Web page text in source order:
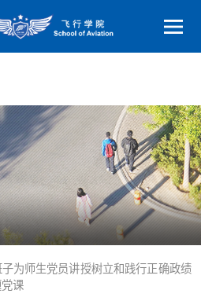
子为师生党员讲授树立和践行正确政绩
课